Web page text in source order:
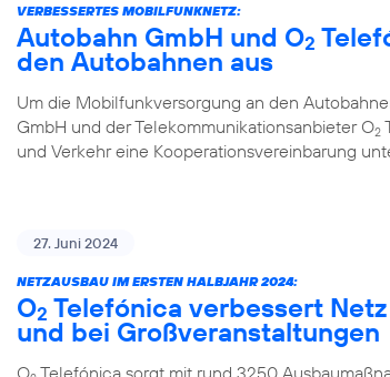
VERBESSERTES MOBILFUNKNETZ:
Autobahn GmbH und O2
den Autobahnen aus
Um die Mobilfunkversorgung an den
GmbH und der Telekommunikationsanbieter O2
und Verkehr eine Kooperationsvereinbarung
27. Juni 2024
NETZAUSBAU IM ERSTEN HALBJAHR 2024:
O2 Telefónica verbessert
und bei Großveranstaltungen
O Telefónica sorgt mit rund 3250